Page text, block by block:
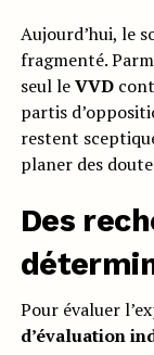
Aujourd’hui, le
fragmenté.
seul leVVD
partis
restent
planer des
Des
Pour évaluer
d’évaluation